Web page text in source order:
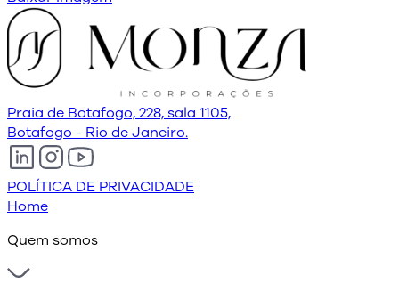
Praia de Botafogo, 228, sala 1105,
Botafogo - Rio de Janeiro.
POLÍTICA DE PRIVACIDADE
Home
Quem somos